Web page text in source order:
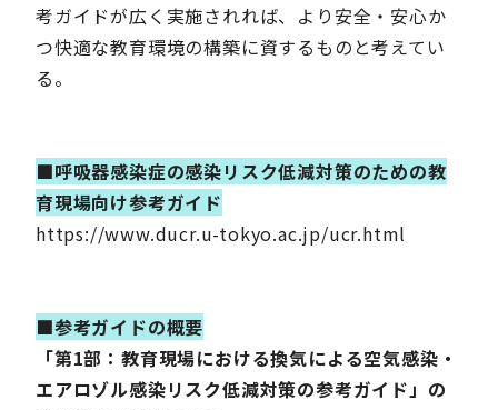
考ガイドが広く実施されれば、より安全・安心か
つ快適な教育環境の構築に資するものと考えてい
る。
■呼吸器感染症の感染リスク低減対策のための教
育現場向け参考ガイド
https://www.ducr.u-tokyo.ac.jp/ucr.html
■参考ガイドの概要
「第1部：教育現場における換気による空気感染・
エアロゾル感染リスク低減対策の参考ガイド」の